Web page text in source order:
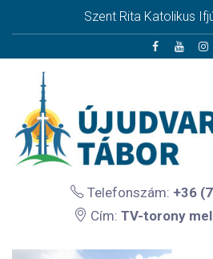
Szent Rita Katolikus
Telefonszám: +36
Cím: TV-torony